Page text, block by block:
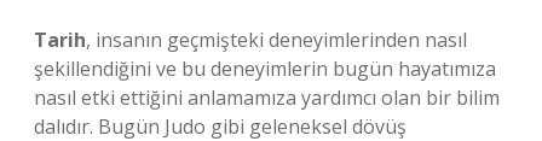
Tarih, insanın geçmişteki deneyimlerinden nasıl
şekillendiğini ve bu deneyimlerin bugün hayatımıza
nasıl etki ettiğini anlamamıza yardımcı olan bir bilim
dalıdır. Bugün Judo gibi geleneksel dövüş